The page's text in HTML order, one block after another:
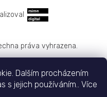
Dalším procházením
s jejich používáním.. Více
práva vyhrazena.